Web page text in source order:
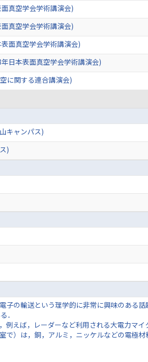
真空学会学術講演会)
真空学会学術講演会)
面真空学会学術講演会)
日本表面真空学会学術講演会)
に関する連合講演会)
キャンパス)
)
の輸送という理学的に非常に興味のある
．
えば，レーダーなど利用される大電力マ
）は，銅，アルミ，ニッケルなどの電極